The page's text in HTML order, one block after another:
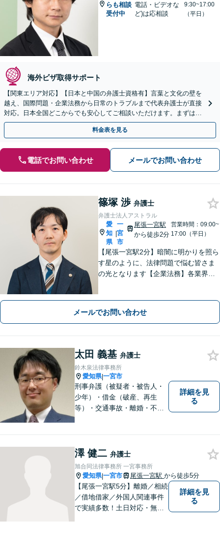
らも相談
受付中
電話・ビデオな
ど)は応相談
9:30~17:00
（平日）
海外ビザ取得サポート
【関東エリア対応】【日本と中国の弁護士資格有】言葉と文化の壁を
越え、国際問題・企業法務から日常のトラブルまで代表弁護士が直接
対応。日本全国どこからでも安心してご相談いただけます。まずは一
歩を踏み出してみませんか。【初回相談無料】
料金表を見る
電話でお問い合わせ メールでお問い合わせ
篠塚 渉 弁護士
弁護士法人アストラル
愛
知
県
|
一
宮
市
尾張一宮駅
から徒歩2分
営業時間：09:00~
17:00（平日）
【尾張一宮駅2分】暗闇に明かりを照ら
す星のように、法律問題で悩む皆さま
の光となります【企業法務】各業界特
ーズにも対応【完全個室】
メールでお問い合わせ
太田 義基 弁護士
鈴木泉法律事務所
愛知県|一宮市
刑事弁護（被疑者・被告人・
少年）・借金（破産、再生
等）・交通事故・離婚・不貞
ラブル（相続、遺言等）・犯
罪被害者対応を主に取り扱っ
ております
詳細を見
る
澤 健二 弁護士
旭合同法律事務所 一宮事務所
愛知県|一宮市 尾張一宮駅 から徒歩5分
【尾張一宮駅5分】離婚／相続
／借地借家／外国人関連事件
で実績多数！土日対応・無料
詳細を見
る